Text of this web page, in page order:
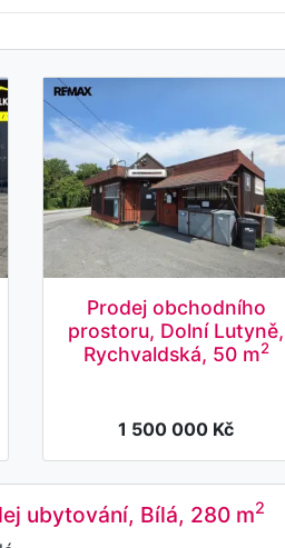
Prodej obchodního
prostoru, Dolní Lutyně,
Rychvaldská, 50 m2
1 500 000 Kč
ubytování, Bílá, 280 m2